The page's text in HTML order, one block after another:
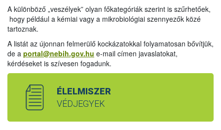
A különböző „veszélyek” olyan főkategóriák szerint is szűrhetőek,
hogy például a kémiai vagy a mikrobiológiai szennyezők közé
tartoznak.
A listát az újonnan felmerülő kockázatokkal folyamatosan bővítjük,
de a portal@nebih.gov.hu e-mail címen javaslatokat,
kérdéseket is szívesen fogadunk.
ÉLELMISZER
VÉDJEGYEK